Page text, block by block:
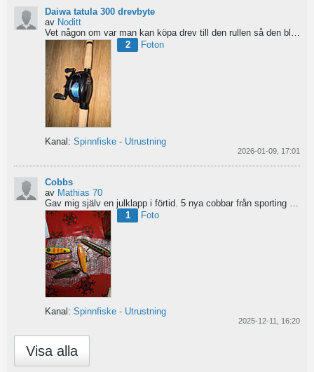
Daiwa tatula 300 drevbyte
av Noditt
Vet någon om var man kan köpa drev till den rullen så den blir lågutväxlad har en japansk 8.1 det är...
2
Foton
Kanal: Spinnfiske - Utrustning
2026-01-09, 17:01
Cobbs
av Mathias 70
1
Foto
Kanal: Spinnfiske - Utrustning
2025-12-11, 16:20
Visa alla